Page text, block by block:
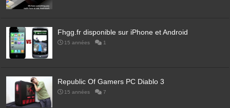
Fhgg.fr disponible sur iPhone et Android
15 années 1
Republic Of Gamers PC Diablo 3
15 années 7